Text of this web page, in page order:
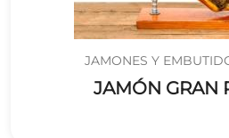
JAMONES Y
JAMÓN GRAN